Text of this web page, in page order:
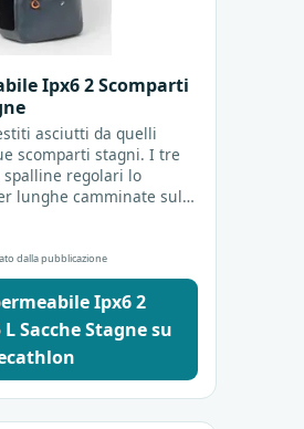
Ipx6 2 Scomparti
asciutti da quelli
scomparti stagni. I tre
regolari lo
lunghe camminate sulla
dalla pubblicazione
Ipx6 2
Sacche Stagne su